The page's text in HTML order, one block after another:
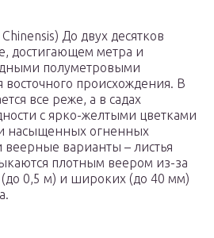
До двух десятков
достигающем метра и
полуметровыми
восточного происхождения. В
все реже, а в садах
с ярко-желтыми цветками
насыщенных огненных
веерные варианты – листья
плотным веером из-за
0,5 м) и широких (до 40 мм)